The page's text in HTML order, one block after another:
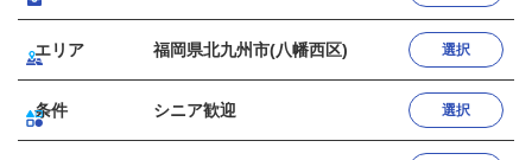
エリア 福岡県北九州市(八幡西区) 選択
条件 シニア歓迎 選択